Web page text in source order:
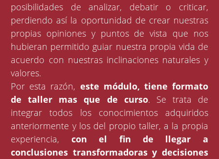
posibilidades de analizar, debatir o criticar,
perdiendo así la oportunidad de crear nuestras
propias opiniones y puntos de vista que nos
hubieran permitido guiar nuestra propia vida de
acuerdo con nuestras inclinaciones naturales y
valores.
Por esta razón, este módulo, tiene formato
de taller mas que de curso. Se trata de
integrar todos los conocimientos adquiridos
anteriormente y los del propio taller, a la propia
experiencia, con el fin de llegar a
conclusiones transformadoras y decisiones